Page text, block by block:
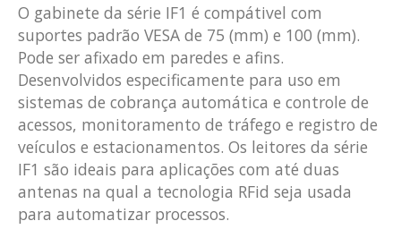
O gabinete da série IF1 é compátivel com
suportes padrão VESA de 75 (mm) e 100 (mm).
Pode ser afixado em paredes e afins.
Desenvolvidos especificamente para uso em
sistemas de cobrança automática e controle de
acessos, monitoramento de tráfego e registro de
veículos e estacionamentos. Os leitores da série
IF1 são ideais para aplicações com até duas
antenas na qual a tecnologia RFid seja usada
para automatizar processos.